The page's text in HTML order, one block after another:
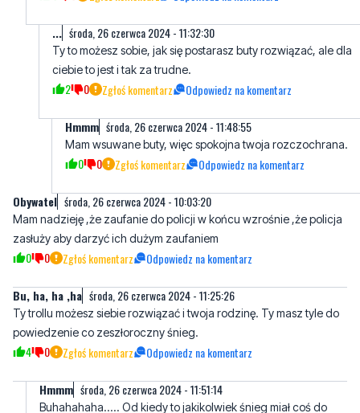
2 0 Zgłoś komentarz Odpowiedz na komentarz
Hmmm środa, 26 czerwca 2024 - 11:48:55
Mam wsuwane buty, więc spokojna twoja rozczochrana.
środa, 26 czerwca 2024 - 10:03:20
Mam nadzieję ,że zaufanie do policji w końcu wzrośnie ,że policja
0 0 Zgłoś komentarz Odpowiedz na komentarz
Bu, ha, ha ,ha środa, 26 czerwca 2024 - 11:25:26
Ty trollu możesz siebie rozwiązać i twoja rodzinę. Ty masz tyle do
4 0 Zgłoś komentarz Odpowiedz na komentarz
Hmmm środa, 26 czerwca 2024 - 11:51:14
Buhahahaha..... Od kiedy to jakikolwiek śnieg miał coś do
0 3 Zgłoś komentarz Odpowiedz na komentarz